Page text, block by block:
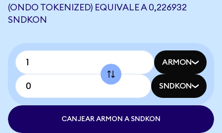
(ONDO TOKENIZED) EQUIVALE A 0,226932
SNDKON
ARMON
SNDKON
CANJEAR ARMON A SNDKON